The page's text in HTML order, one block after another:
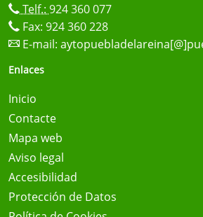
Telf.: 924 360 077
Fax: 924 360 228
E-mail:
Enlaces
Inicio
Contacte
Mapa web
Aviso legal
Accesibilidad
Protección de Datos